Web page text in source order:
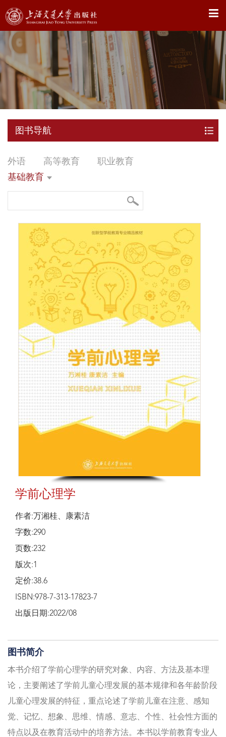
X
图书导航
外语 高等教育
职业教育
基础教育
学前心理学
作者:万湘桂、康素洁
字数:290
页数:232
版次:1
定价:38.6
ISBN:978-7-313-17823-7
出版日期:2022/08
图书简介
本书介绍了学前心理学的研究对象、内容、方法及基本理
论，主要阐述了学前儿童心理发展的基本规律和各年龄阶段
儿童心理发展的特征，重点论述了学前儿童在注意、感知
觉、记忆、想象、思维、情感、意志、个性、社会性方面的
特点以及在教育活动中的培养方法。本书以学前教育专业人